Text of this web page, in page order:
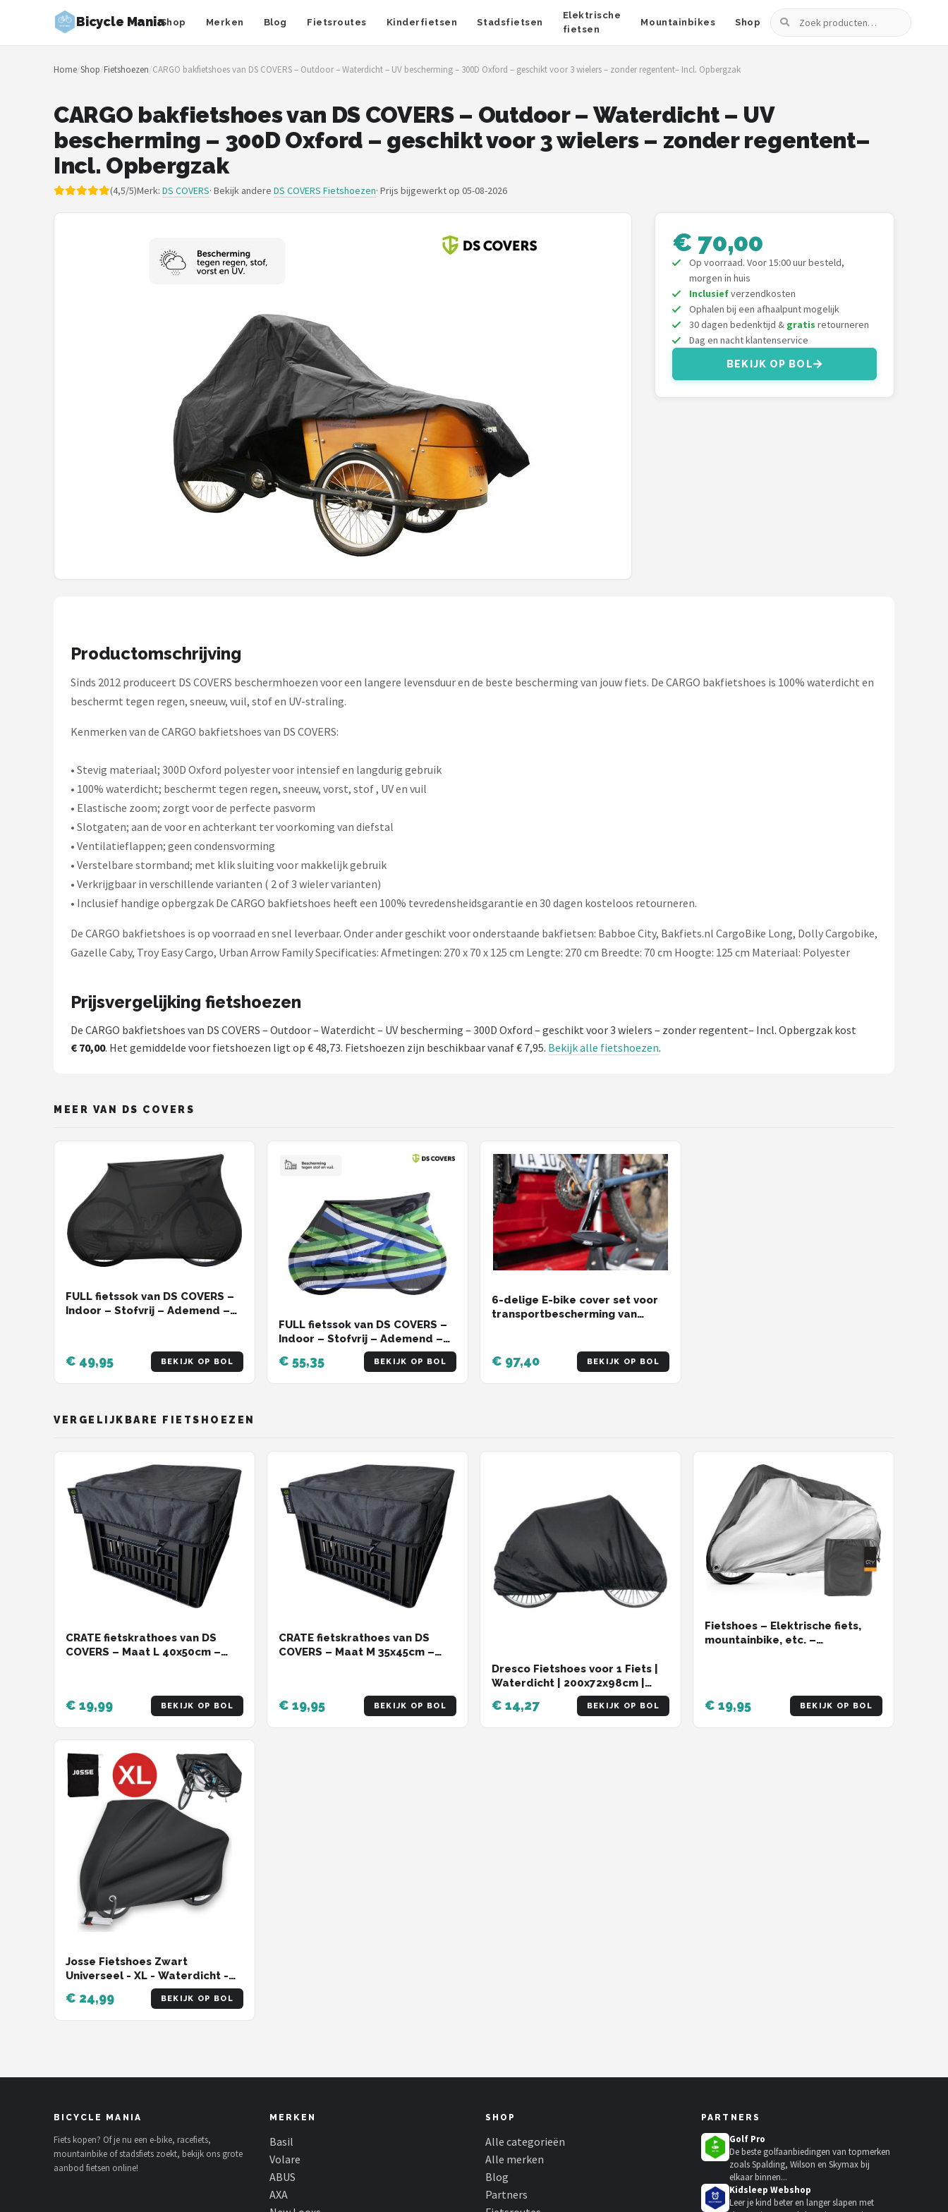
Bicycle ManiaShop Merken Blog Fietsroutes Kinderfietsen Stadsfietsen
Elektrische
fietsen
Mountainbikes Shop
Zoeken
Zoeken
NAVIGATIE
Merken
Shimano
Alle merken →
Home/Shop/Fietshoezen/CARGO bakfietshoes van DS COVERS – Outdoor – Waterdicht – UV bescherming – 300D Oxford – geschikt voor 3 wielers – zonder regentent– Incl. Opbergzak
CARGO bakfietshoes van DS COVERS – Outdoor – Waterdicht – UV
bescherming – 300D Oxford – geschikt voor 3 wielers – zonder regentent–
Incl. Opbergzak
(4,5/5)Merk: DS COVERS· Bekijk andere DS COVERS Fietshoezen· Prijs bijgewerkt op 05-08-2026
€ 70,00
Op voorraad. Voor 15:00 uur besteld,
morgen in huis
Inclusiefverzendkosten
Ophalen bij een afhaalpunt mogelijk
30 dagen bedenktijd & gratis retourneren
Dag en nacht klantenservice
BEKIJK OP BOL
Productomschrijving
Sinds 2012 produceert DS COVERS beschermhoezen voor een langere levensduur en de beste bescherming van jouw fiets. De CARGO bakfietshoes is 100% waterdicht en
beschermt tegen regen, sneeuw, vuil, stof en UV-straling.
Kenmerken van de CARGO bakfietshoes van DS COVERS:
• Stevig materiaal; 300D Oxford polyester voor intensief en langdurig gebruik
• 100% waterdicht; beschermt tegen regen, sneeuw, vorst, stof , UV en vuil
• Elastische zoom; zorgt voor de perfecte pasvorm
• Slotgaten; aan de voor en achterkant ter voorkoming van diefstal
• Ventilatieflappen; geen condensvorming
• Verstelbare stormband; met klik sluiting voor makkelijk gebruik
• Verkrijgbaar in verschillende varianten ( 2 of 3 wieler varianten)
• Inclusief handige opbergzak De CARGO bakfietshoes heeft een 100% tevredensheidsgarantie en 30 dagen kosteloos retourneren.
De CARGO bakfietshoes is op voorraad en snel leverbaar. Onder ander geschikt voor onderstaande bakfietsen: Babboe City, Bakfiets.nl CargoBike Long, Dolly Cargobike,
Gazelle Caby, Troy Easy Cargo, Urban Arrow Family Specificaties: Afmetingen: 270 x 70 x 125 cm Lengte: 270 cm Breedte: 70 cm Hoogte: 125 cm Materiaal: Polyester
Prijsvergelijking fietshoezen
De CARGO bakfietshoes van DS COVERS – Outdoor – Waterdicht – UV bescherming – 300D Oxford – geschikt voor 3 wielers – zonder regentent– Incl. Opbergzak kost
€ 70,00. Het gemiddelde voor fietshoezen ligt op € 48,73. Fietshoezen zijn beschikbaar vanaf € 7,95. Bekijk alle fietshoezen.
MEER VAN DS COVERS
FULL fietssok van DS COVERS –
Indoor – Stofvrij – Ademend –
€ 49,95 BEKIJK OP BOL
FULL fietssok van DS COVERS –
Indoor – Stofvrij – Ademend –
Stretch fit – Universeel MTB of
Racefiets – Striped
€ 55,35 BEKIJK OP BOL
6-delige E-bike cover set voor
transportbescherming van
€ 97,40 BEKIJK OP BOL
VERGELIJKBARE FIETSHOEZEN
CRATE fietskrathoes van DS
COVERS – Maat L 40x50cm –
€ 19,99 BEKIJK OP BOL
CRATE fietskrathoes van DS
COVERS – Maat M 35x45cm –
€ 19,95 BEKIJK OP BOL
Dresco Fietshoes voor 1 Fiets |
Waterdicht | 200x72x98cm |
Voor Fietsendrager en Stalling
€ 14,27 BEKIJK OP BOL
Fietshoes – Elektrische fiets,
mountainbike, etc. –
€ 19,95 BEKIJK OP BOL
Josse Fietshoes Zwart
Universeel - XL - Waterdicht -
Anti-diefstal - Ultra Sterk
Oxford - Incl. Opbergzak en
Zadelhoes
€ 24,99 BEKIJK OP BOL
BICYCLE MANIA
Fiets kopen? Of je nu een e-bike, racefiets,
mountainbike of stadsfiets zoekt, bekijk ons grote
aanbod fietsen online!
MERKEN
Basil
Volare
ABUS
AXA
SHOP
Alle categorieën
Alle merken
Blog
Partners
PARTNERS
Golf Pro
De beste golfaanbiedingen van topmerken
zoals Spalding, Wilson en Skymax bij
elkaar binnen...
Kidsleep Webshop
Leer je kind beter en langer slapen met